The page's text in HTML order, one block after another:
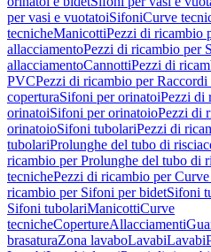
per vasi e vuotatoiSifoniCurve
tecnicheManicottiPezzi di ricambio
allacciamentoPezzi di ricambio per
allacciamentoCannottiPezzi di
PVCPezzi di ricambio per
coperturaSifoni per orinatoiPezzi di
orinatoiSifoni per orinatoioPezzi di
orinatoioSifoni tubolariPezzi di
tubolariProlunghe del tubo di
ricambio per Prolunghe del tubo di
tecnichePezzi di ricambio per
ricambio per Sifoni per bidetSifoni
Sifoni tubolariManicottiCurve
tecnicheCopertureAllacciamenti
brasaturaZona lavaboLavabiLavabi